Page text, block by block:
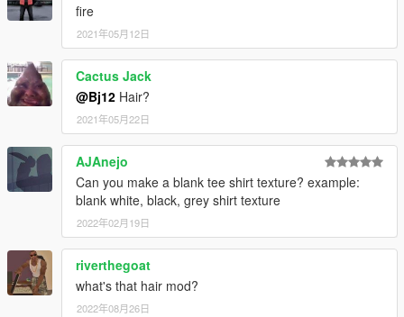
fire
2021年05月12日
Cactus Jack
@Bj12 Hair?
2021年05月22日
AJAnejo
Can you make a blank tee shirt texture? example:
blank white, black, grey shirt texture
2022年02月19日
riverthegoat
what's that hair mod?
2022年08月26日